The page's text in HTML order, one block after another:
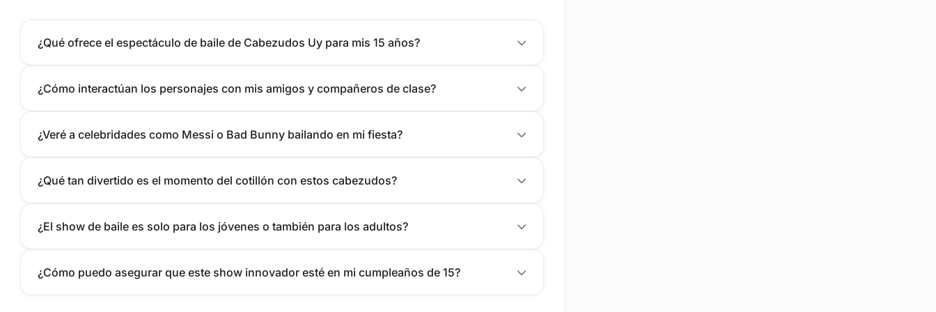
¿Qué ofrece el espectáculo de baile de Cabezudos Uy para mis 15 años?
¿Cómo interactúan los personajes con mis amigos y compañeros de clase?
¿Veré a celebridades como Messi o Bad Bunny bailando en mi fiesta?
¿Qué tan divertido es el momento del cotillón con estos cabezudos?
¿El show de baile es solo para los jóvenes o también para los adultos?
¿Cómo puedo asegurar que este show innovador esté en mi cumpleaños de 15?